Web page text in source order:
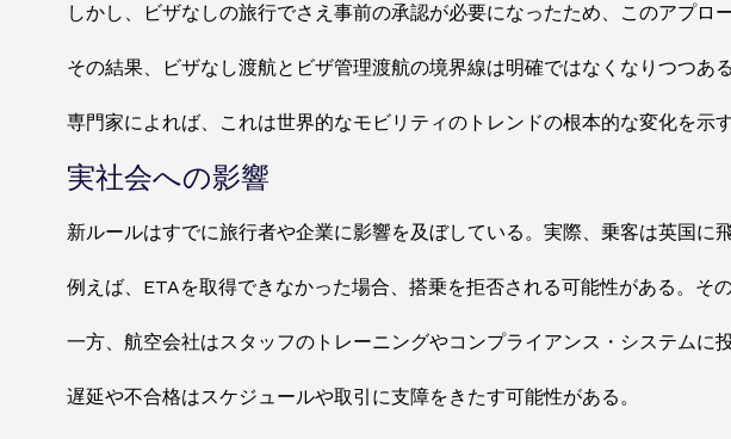
しかし、ビザなしの旅行でさえ事前の承認が必要になったため、このアプロ
その結果、ビザなし渡航とビザ管理渡航の境界線は明確ではなくなりつつある
専門家によれば、これは世界的なモビリティのトレンドの根本的な変化を示
実社会への影響
新ルールはすでに旅行者や企業に影響を及ぼしている。実際、乗客は英国に
例えば、ETAを取得できなかった場合、搭乗を拒否される可能性がある。そ
一方、航空会社はスタッフのトレーニングやコンプライアンス・システムに
遅延や不合格はスケジュールや取引に支障をきたす可能性がある。